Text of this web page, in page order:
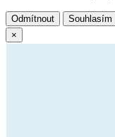
Odmítnout
Souhlasím
×